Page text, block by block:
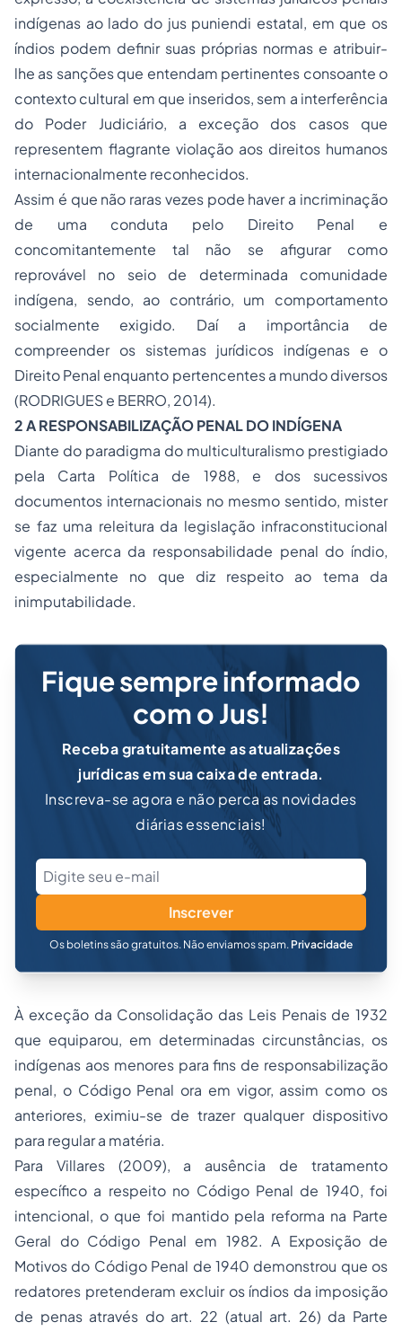
indígenas ao lado do jus puniendi estatal, em que os
índios podem definir suas próprias normas e atribuir-
lhe as sanções que entendam pertinentes consoante o
contexto cultural em que inseridos, sem a interferência
do Poder Judiciário, a exceção dos casos que
representem flagrante violação aos direitos humanos
internacionalmente reconhecidos.
Assim é que não raras vezes pode haver a incriminação
de uma conduta pelo Direito Penal e
concomitantemente tal não se afigurar como
reprovável no seio de determinada comunidade
indígena, sendo, ao contrário, um comportamento
socialmente exigido. Daí a importância de
compreender os sistemas jurídicos indígenas e o
Direito Penal enquanto pertencentes a mundo diversos
(RODRIGUES e BERRO, 2014).
2ARESPONSABILIZAÇÃO PENALDOINDÍGENA
Diante do paradigma do multiculturalismo prestigiado
pela Carta Política de 1988, e dos sucessivos
documentos internacionais no mesmo sentido, mister
se faz uma releitura da legislação infraconstitucional
vigente acerca da responsabilidade penal do índio,
especialmente no que diz respeito ao tema da
inimputabilidade.
Fique sempre informado
com o Jus!
Receba gratuitamente as atualizações
jurídicas em sua caixa de entrada.
Inscreva-se agora e não perca as novidades
diárias essenciais!
Inscrever
Os boletins são gratuitos. Não enviamos spam. Privacidade
À exceção da Consolidação das Leis Penais de 1932
que equiparou, em determinadas circunstâncias, os
indígenas aos menores para fins de responsabilização
penal, o Código Penal ora em vigor, assim como os
anteriores, eximiu-se de trazer qualquer dispositivo
para regular a matéria.
Para Villares (2009), a ausência de tratamento
específico a respeito no Código Penal de 1940, foi
intencional, o que foi mantido pela reforma na Parte
Geral do Código Penal em 1982. A Exposição de
Motivos do Código Penal de 1940 demonstrou que os
redatores pretenderam excluir os índios da imposição
de penas através do art. 22 (atual art. 26) da Parte